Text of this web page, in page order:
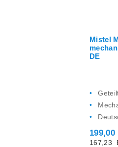
Mistel
DE
199,00
167,23